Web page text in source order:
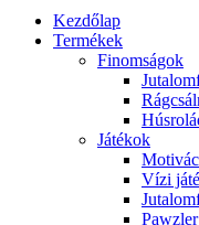
Kezdőlap
Termékek
Finomságok
Játékok
Vízi